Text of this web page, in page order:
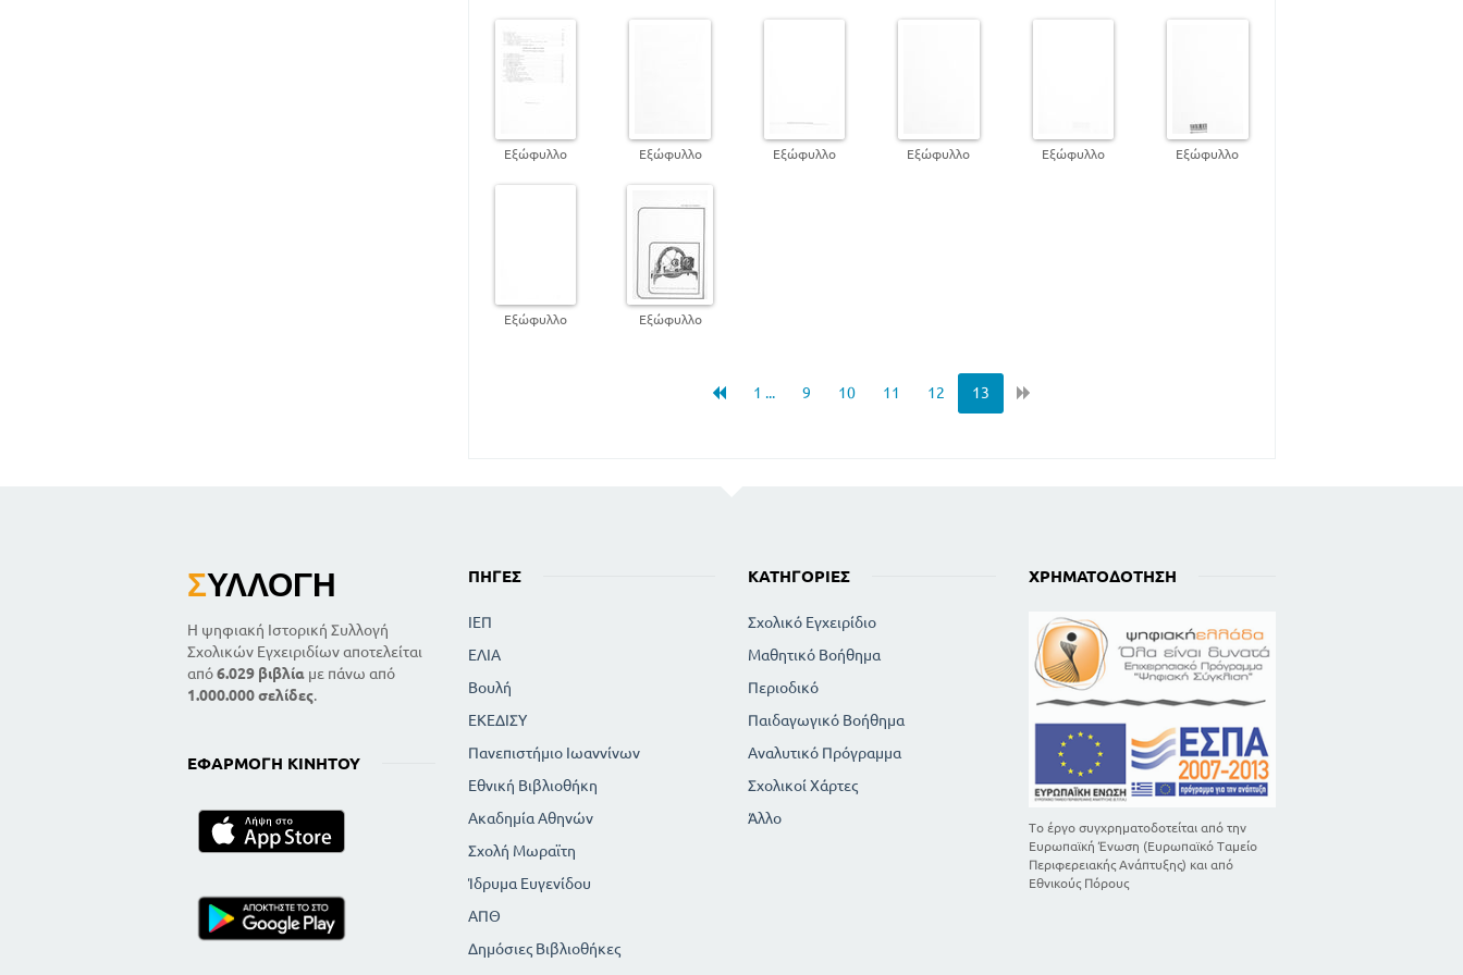
Εξώφυλλο Εξώφυλλο Εξώφυλλο Εξώφυλλο Εξώφυλλο Εξώφυλλο
Εξώφυλλο Εξώφυλλο
1 ... 9 10 11 12 13
ΣΥΛΛΟΓΉ
Η ψηφιακή Ιστορική Συλλογή
Σχολικών Εγχειριδίων αποτελείται
από6.029 βιβλία με πάνω από
1.000.000 σελίδες.
ΕΦΑΡΜΟΓΉ ΚΙΝΗΤΟΎ
ΠΗΓΈΣ
ΙΕΠ
ΕΛΙΑ
Βουλή
ΕΚΕΔΙΣΥ
Πανεπιστήμιο Ιωαννίνων
Εθνική Βιβλιοθήκη
Ακαδημία Αθηνών
Σχολή Μωραϊτη
Ίδρυμα Ευγενίδου
ΑΠΘ
Δημόσιες Βιβλιοθήκες
ΚΑΤΗΓΟΡΊΕΣ
Σχολικό Εγχειρίδιο
Μαθητικό Βοήθημα
Περιοδικό
Παιδαγωγικό Βοήθημα
Αναλυτικό Πρόγραμμα
Σχολικοί Χάρτες
Άλλο
ΧΡΗΜΑΤΟΔΌΤΗΣΗ
Το έργο συγχρηματοδοτείται από την
Ευρωπαϊκή Ένωση (Ευρωπαϊκό Ταμείο
Περιφερειακής Ανάπτυξης) και από
Εθνικούς Πόρους